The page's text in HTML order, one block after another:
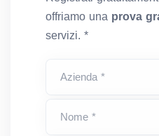
offriamo una prova
servizi. *
Azienda *
Nome *